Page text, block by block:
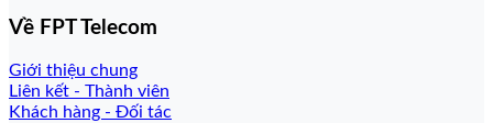
Về FPT Telecom
Giới thiệu chung
Liên kết - Thành viên
Khách hàng - Đối tác